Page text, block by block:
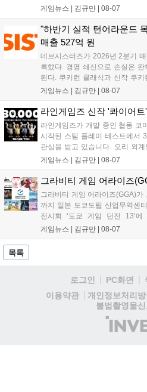
무기 스킬을 활용한 전략적 전투
혜택을 지급하며, 상세 내용은
는 게임 접속 및 주요 콘텐츠 플레
게임뉴스 | 김규만 08-07
"하반기 실적 턴어라운드
매출 527억 원
데브시스터즈가 2026년 2분기
록했다. 경영 쇄신으로 손실은
된다. 쿠키런 클래식과 신작 쿠
기는 13일 첫 업데이트를 시작으
이다. 회사는 비용 효율화와 신
를 이끌 방침이다....
게임뉴스 | 김규만 08-07
라인게임즈 신작 '콰이어
라인게임즈가 개발 중인 협동 코
시작된 스팀 플레이 테스트에서
관심을 받고 있습니다. 오리 외
최대 4인 협동을 지원하며, 소음
을 개선 중이며, 상세 정보는 스
게임뉴스 | 김규만 08-07
그라비티 게임 어라이즈
그라비티 게임 어라이즈(GGA)
까지 일본 도쿄도립 산업무역센
전시회 ‘도쿄 게임 던전 13’
‘JALECO ARCADE
입니다. 시연 참여 관람객에게
디 게임 생태계 활성화와 신규
게임뉴스 | 김규만 08-07
목록
로그인 PC화면
이용약관
개인정보처리방
불법촬영물신
(주)
인